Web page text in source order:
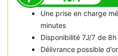
Une prise en charge
minutes
Disponibilité 7J/7 de
Délivrance possible